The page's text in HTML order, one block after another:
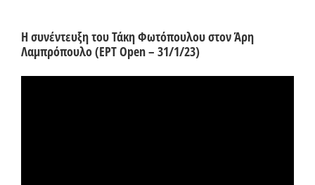
Η συνέντευξη του Τάκη Φωτόπουλου στον Άρη
Λαμπρόπουλο (ΕΡΤ Open – 31/1/23)